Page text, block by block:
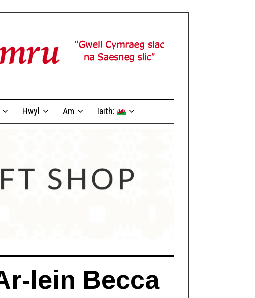
Hwyl Am Iaith:
lein Becca